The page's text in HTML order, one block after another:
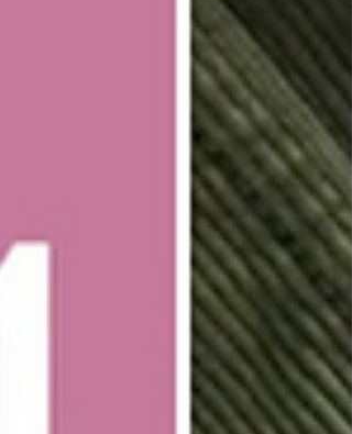
時適用。 見到我哋Homepage右上角個「Login 登入」
制，大大力㩒落去，佢就會叫你登記㗎喇。 【SHOP